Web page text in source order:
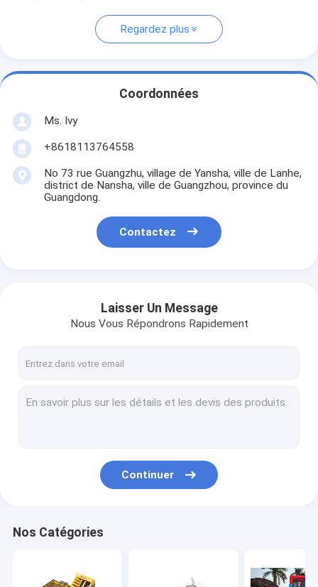
Regardez plus
Coordonnées
Ms. Ivy
+8618113764558
No 73 rue Guangzhu, village de Yansha, ville de Lanhe,
district de Nansha, ville de Guangzhou, province du
Guangdong.
Contactez
Laisser Un Message
Nous Vous Répondrons Rapidement
Continuer
Nos Catégories